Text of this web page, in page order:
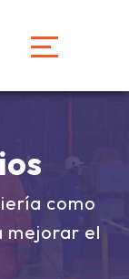
como
mejorar el